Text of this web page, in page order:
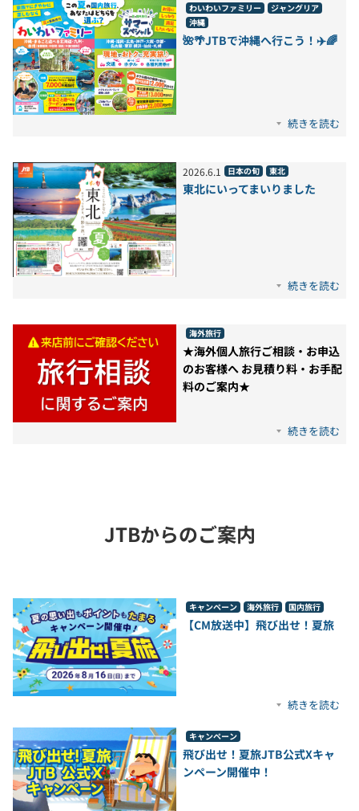
わいわいファミリー
ジャングリア
沖縄
🌺🌴JTBで沖縄へ行こう！✈️🌈
続きを読む
2026.6.1 日本の旬 東北
東北にいってまいりました
続きを読む
海外旅行
★海外個人旅行ご相談・お申込
のお客様へ お見積り料・お手配
料のご案内★
続きを読む
JTBからのご案内
キャンペーン 海外旅行 国内旅行
【CM放送中】飛び出せ！夏旅
続きを読む
キャンペーン
飛び出せ！夏旅JTB公式Xキャ
ンペーン開催中！